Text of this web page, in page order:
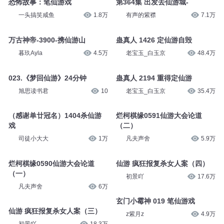
恐怖故事：笔仙游戏
一头搞笑咸鱼 1.8万
万古神帝-3900-携仙游山
暮玖Ayla 4.5万
023.《梦回仙游》24分钟
旭思读书君 10
（感谢单廿冠名）1404杀仙游
戏
司徒小大大 1万
烂柯棋缘0590仙游大会论道
（一）
凡夫声舍 6万
仙游 疯狂报复杀女人案（三）
第364集 出发去仙游城-
有声的紫襟 7.1万
蛊真人 1426 定仙游自毁
老宝玉_白玉京 48.4万
蛊真人 2194 重得定仙游
老宝玉_白玉京 35.4万
烂柯棋缘0591仙游大会论道
（二）
凡夫声舍 5.9万
仙游 疯狂报复杀女人案（四）
初景吖 17.6万
玄门小霉神 019 笔仙游戏
z紫月z 4.9万